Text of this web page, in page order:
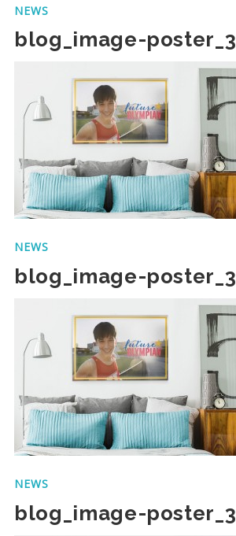
NEWS
blog_image-poster_3
NEWS
blog_image-poster_3
NEWS
blog_image-poster_3